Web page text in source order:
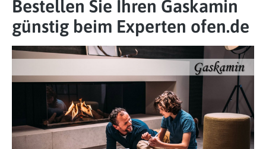
Bestellen Sie Ihren Gaskamin
günstig beim Experten ofen.de